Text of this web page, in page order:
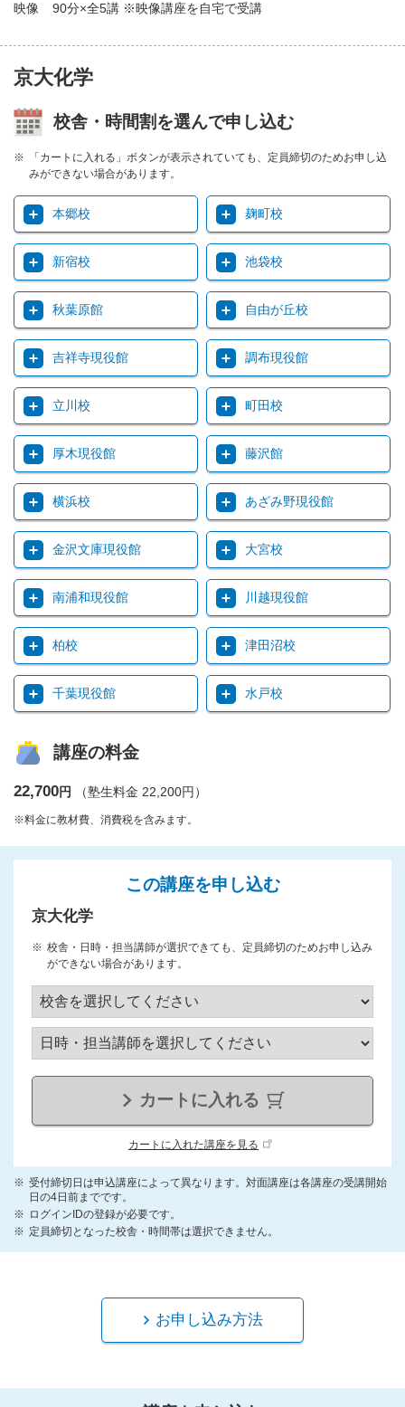
映像
90分×全5講 ※映像講座を自宅で受講
京大化学
校舎・時間割を選んで申し込む
「カートに入れる」ボタンが表示されていても、定員締切のためお申し込
みができない場合があります。
本郷校 麹町校
新宿校 池袋校
秋葉原館 自由が丘校
吉祥寺現役館 調布現役館
立川校 町田校
厚木現役館 藤沢館
横浜校 あざみ野現役館
金沢文庫現役館 大宮校
南浦和現役館 川越現役館
柏校 津田沼校
千葉現役館 水戸校
講座の料金
22,700円 （塾生料金 22,200円）
※料金に教材費、消費税を含みます。
この講座を申し込む
京大化学
校舎・日時・担当講師が選択できても、定員締切のためお申し込み
ができない場合があります。
カートに入れる
カートに入れた講座を見る
受付締切日は申込講座によって異なります。対面講座は各講座の受講開始
日の4日前までです。
ログインIDの登録が必要です。
定員締切となった校舎・時間帯は選択できません。
お申し込み方法